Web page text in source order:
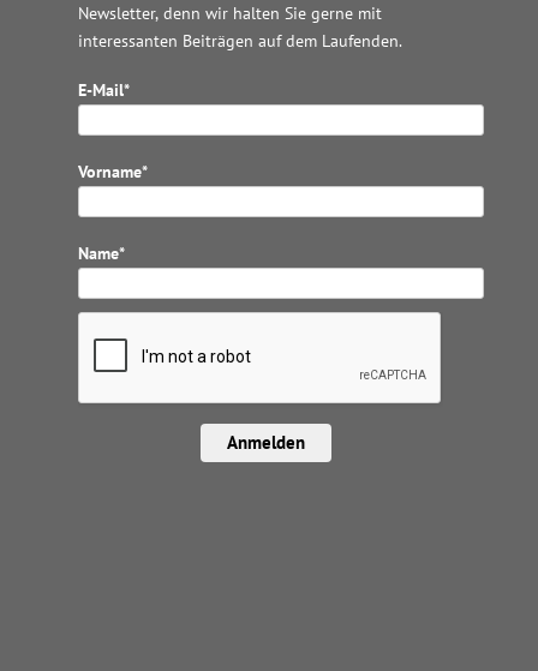
Newsletter, denn wir halten Sie gerne mit
interessanten Beiträgen auf dem Laufenden.
E-Mail*
Vorname*
Name*
Anmelden